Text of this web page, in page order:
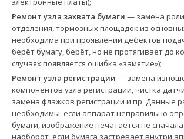
Ремонт узла захвата бумаги — замена
отделения, тормозных площадок из
необходима при проявлении дефектов
берёт бумагу, берёт, но не протягивает до
случаях появляется ошибка «замятие»);
Ремонт узла регистрации — замена
компонентов узла регистрации, чистка
замена флажков регистрации и пр. Данные
необходимы, если аппарат неправильно
бумаги, изображение печатается не сначала
наоборот, если бумага застревает внутри